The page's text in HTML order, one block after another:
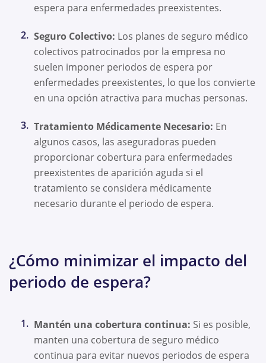
espera para enfermedades preexistentes.
Seguro Colectivo: Los planes de seguro médico
colectivos patrocinados por la empresa no
suelen imponer periodos de espera por
enfermedades preexistentes, lo que los convierte
en una opción atractiva para muchas personas.
Tratamiento Médicamente Necesario: En
algunos casos, las aseguradoras pueden
proporcionar cobertura para enfermedades
preexistentes de aparición aguda si el
tratamiento se considera médicamente
necesario durante el periodo de espera.
¿Cómo minimizar el impacto del
periodo de espera?
Mantén una cobertura continua: Si es posible,
manten una cobertura de seguro médico
continua para evitar nuevos periodos de espera